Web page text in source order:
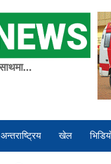
अन्तराष्ट्रिय खेल